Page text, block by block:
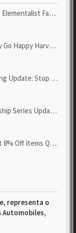
- Grab POE Curren...
with Looney Tun...
Failed - Grab Bluep...
Get Cheap & ...
Quickly to Test ...
representa o
Automobiles,